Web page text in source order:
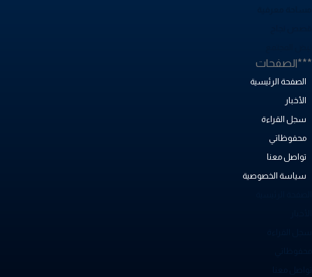
الصفحة الرئيسية
الأخبار
سجل القراءة
محفوظاتي
تواصل معنا
سياسة الخصوصية